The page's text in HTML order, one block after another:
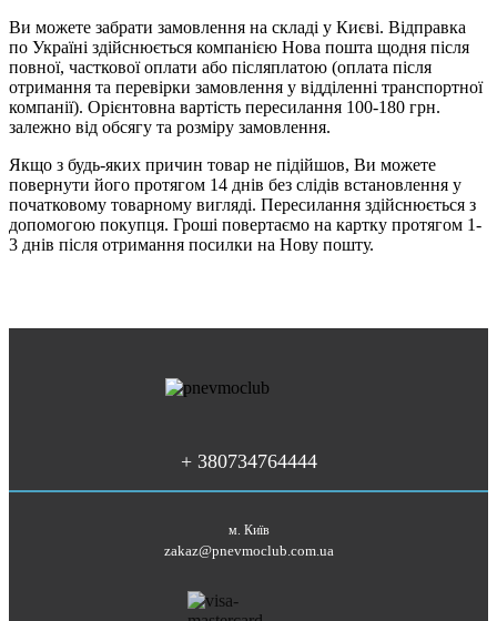
Ви можете забрати замовлення на складі у Києві. Відправка
по Україні здійснюється компанією Нова пошта щодня після
повної, часткової оплати або післяплатою (оплата після
отримання та перевірки замовлення у відділенні транспортної
компанії). Орієнтовна вартість пересилання 100-180 грн.
залежно від обсягу та розміру замовлення.
Якщо з будь-яких причин товар не підійшов, Ви можете
повернути його протягом 14 днів без слідів встановлення у
початковому товарному вигляді. Пересилання здійснюється з
допомогою покупця. Гроші повертаємо на картку протягом 1-
3 днів після отримання посилки на Нову пошту.
+ 380734764444
м. Київ
zakaz@pnevmoclub.com.ua